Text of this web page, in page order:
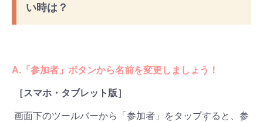
い時は？
A.「参加者」ボタンから名前を変更しましょう！
［スマホ・タブレット版］
画面下のツールバーから「参加者」をタップすると、参